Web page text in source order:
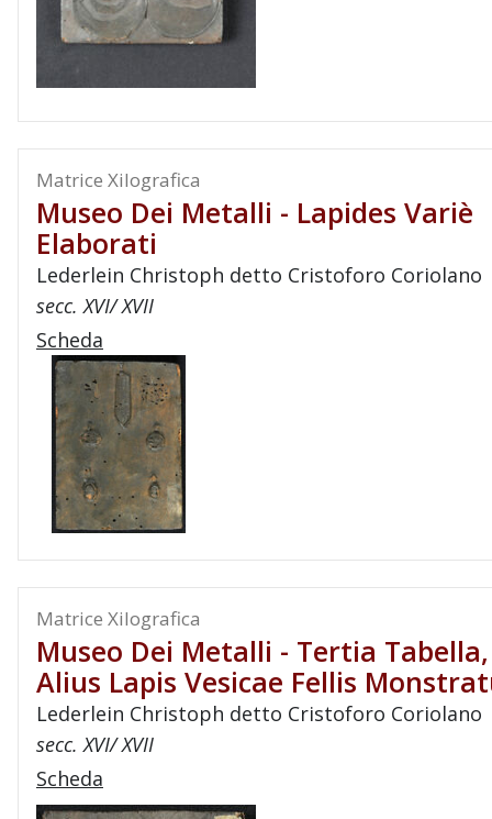
Matrice Xilografica
Museo Dei Metalli - Lapides Variè
Elaborati
Lederlein Christoph detto Cristoforo Coriolano
secc. XVI/ XVII
Scheda
Matrice Xilografica
Museo Dei Metalli - Tertia
Alius Lapis Vesicae Fellis
Lederlein Christoph detto Cristoforo Coriolano
secc. XVI/ XVII
Scheda